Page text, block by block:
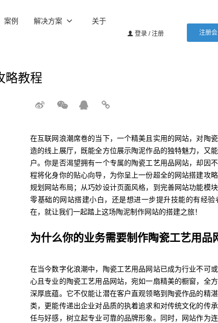
案例 解决方案 关于
登录 / 注册 注册
略教程
在互联网浪潮席卷的当下，一个精美且实用的网站，对陶
造的线上展厅，既能全方位展示陶泥作品的独特魅力，又
户。你是否渴望拥有一个专属的陶瓷工艺用品网站，却因
程将化身你的贴心向导，为你呈上一份超全的网站搭建攻
规划网站布局；从巧妙设计页面风格，到完善网站功能模
零基础的网站搭建小白，还是想进一步提升技能的有经
在，就让我们一起踏上这场陶泥制作网站的搭建之旅！
为什么你的业务需要制作陶瓷工艺用品
在当今数字化浪潮中，陶瓷工艺用品网站已成为行业不可
心且专业的陶瓷工艺用品网站，宛如一扇精美的橱窗，全
深厚底蕴。它不仅能让潜在客户直观领略到陶瓷作品的精
类，更能传递出企业对品质的执着追求和对传统文化的传
任与好感，树立起专业可靠的品牌形象。同时，网站作为